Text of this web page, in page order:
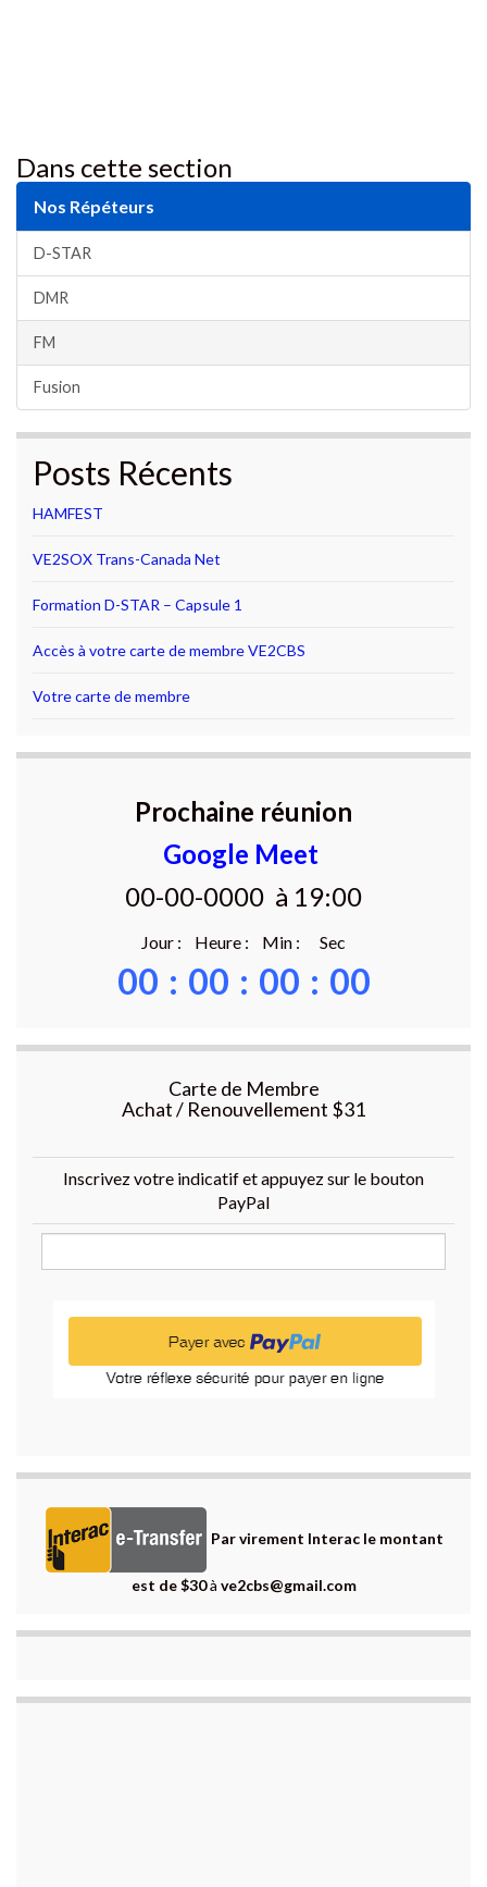
Dans cette section
Nos Répéteurs
D-STAR
DMR
FM
Fusion
Posts Récents
HAMFEST
VE2SOX Trans-Canada Net
Formation D-STAR – Capsule 1
Accès à votre carte de membre VE2CBS
Votre carte de membre
Prochaine réunion
Google Meet
00-00-0000 à 19:00
Jour : Heure : Min : Sec
00 : 00 : 00 : 00
Carte de Membre
Achat / Renouvellement $31
Inscrivez votre indicatif et appuyez sur le bouton
PayPal
Par virement Interac le montant
est de $30à ve2cbs@gmail.com